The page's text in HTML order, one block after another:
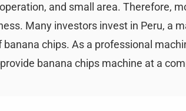
and small area. Therefore,
Many investors invest in Peru, a
chips. As a professional
provide banana chips machine at a